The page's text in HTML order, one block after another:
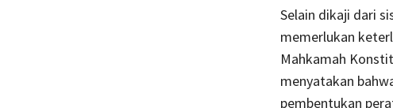
Selain dikaji dari
memerlukan
Mahkamah
menyatakan
pembentukan